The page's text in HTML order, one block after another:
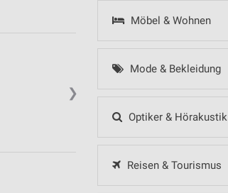
Möbel & Wohnen
Mode & Bekleidung
Optiker & Hörakustik
Reisen & Tourismus
❯